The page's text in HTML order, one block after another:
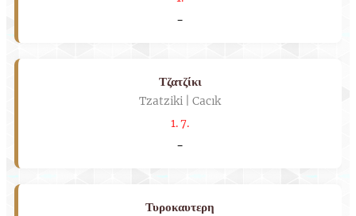
-
Τζατζίκι
Tzatziki | Cacık
1. 7.
-
Τυροκαυτερη